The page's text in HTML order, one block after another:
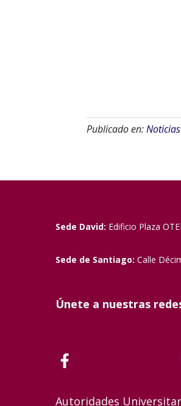
Publicado en:Noticias
Sede David: Edificio Plaza
Sede de Santiago: Calle
Únete a nuestras
Autoridades